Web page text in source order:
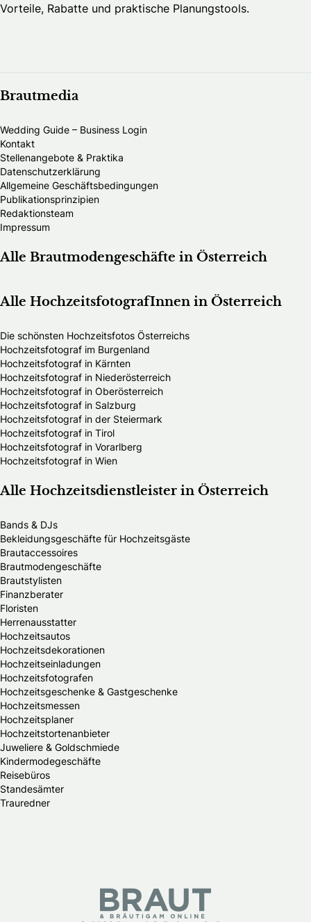
Vorteile, Rabatte und praktische Planungstools.
Brautmedia
Wedding Guide – Business Login
Kontakt
Stellenangebote & Praktika
Datenschutzerklärung
Allgemeine Geschäftsbedingungen
Publikationsprinzipien
Redaktionsteam
Impressum
Alle Brautmodengeschäfte in Österreich
Alle HochzeitsfotografInnen in Österreich
Die schönsten Hochzeitsfotos Österreichs
Hochzeitsfotograf im Burgenland
Hochzeitsfotograf in Kärnten
Hochzeitsfotograf in Niederösterreich
Hochzeitsfotograf in Oberösterreich
Hochzeitsfotograf in Salzburg
Hochzeitsfotograf in der Steiermark
Hochzeitsfotograf in Tirol
Hochzeitsfotograf in Vorarlberg
Hochzeitsfotograf in Wien
Alle Hochzeitsdienstleister in Österreich
Bands & DJs
Bekleidungsgeschäfte für Hochzeitsgäste
Brautaccessoires
Brautmodengeschäfte
Brautstylisten
Finanzberater
Floristen
Herrenausstatter
Hochzeitsautos
Hochzeitsdekorationen
Hochzeitseinladungen
Hochzeitsfotografen
Hochzeitsgeschenke & Gastgeschenke
Hochzeitsmessen
Hochzeitsplaner
Hochzeitstortenanbieter
Juweliere & Goldschmiede
Kindermodegeschäfte
Reisebüros
Standesämter
Trauredner